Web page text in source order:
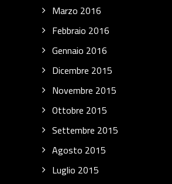
Marzo 2016
Febbraio 2016
Gennaio 2016
Dicembre 2015
Novembre 2015
Ottobre 2015
Settembre 2015
Agosto 2015
Luglio 2015